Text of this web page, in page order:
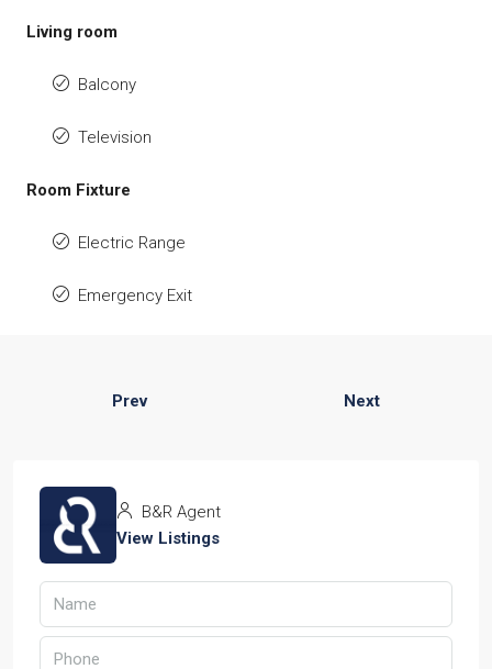
Living room
Balcony
Television
Room Fixture
Electric Range
Emergency Exit
Prev Next
B&R Agent
View Listings